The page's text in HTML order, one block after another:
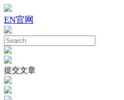
EN官网
提交文章